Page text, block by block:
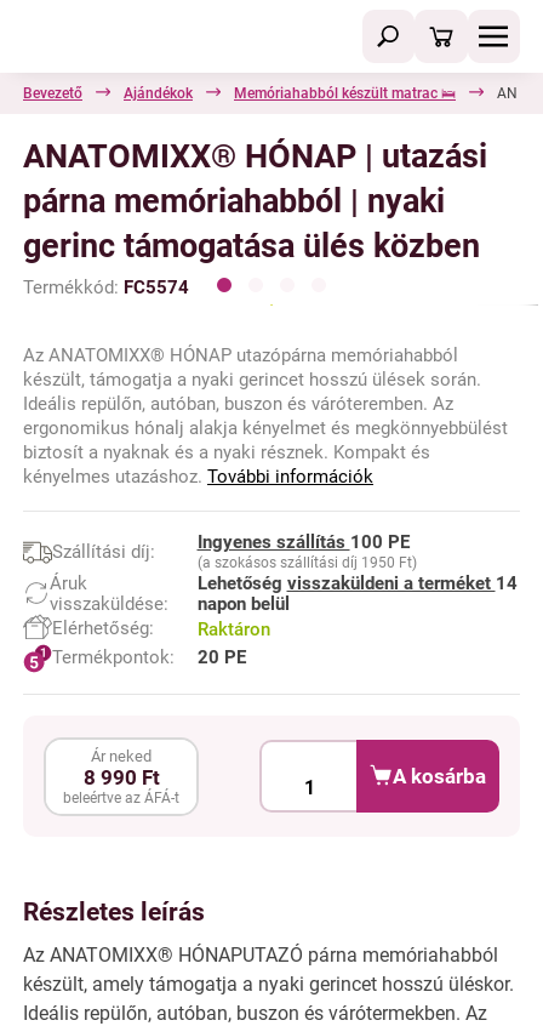
Bevezető Ajándékok Memóriahabból készült matrac 🛌
ANATOMIXX® HÓNAP | utazási
párna memóriahabból | nyaki
gerinc támogatása ülés közben
Termékkód: FC5574
Az ANATOMIXX® HÓNAP utazópárna memóriahabból
készült, támogatja a nyaki gerincet hosszú ülések során.
Ideális repülőn, autóban, buszon és váróteremben. Az
ergonomikus hónalj alakja kényelmet és megkönnyebbülést
biztosít a nyaknak és a nyaki résznek. Kompakt és
kényelmes utazáshoz. További információk
Szállítási díj: Ingyenes szállítás 100 PE
(a szokásos szállítási díj 1950 Ft)
Áruk
visszaküldése:
Lehetőség visszaküldeni a terméket 14
napon belül
Elérhetőség:
Raktáron
Termékpontok:
20 PE
Ár neked
8 990 Ft
beleértve az ÁFÁ-t
A kosárba
Részletes leírás
Az ANATOMIXX® HÓNAPUTAZÓ párna memóriahabból
készült, amely támogatja a nyaki gerincet hosszú üléskor.
Ideális repülőn, autóban, buszon és várótermekben. Az